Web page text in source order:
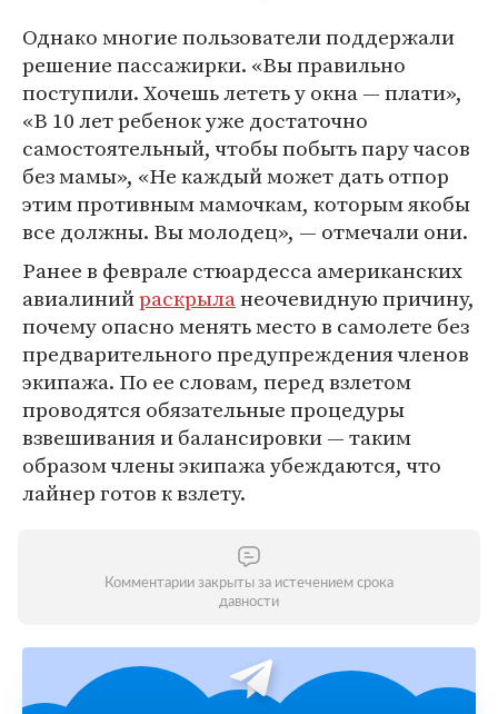
Однако многие пользователи поддержали
решение пассажирки. «Вы правильно
поступили. Хочешь лететь у окна — плати»,
«В 10 лет ребенок уже достаточно
самостоятельный, чтобы побыть пару часов
без мамы», «Не каждый может дать отпор
этим противным мамочкам, которым якобы
все должны. Вы молодец», — отмечали они.
Ранее в феврале стюардесса американских
авиалинийраскрыланеочевидную причину,
почему опасно менять место в самолете без
предварительного предупреждения членов
экипажа. По ее словам, перед взлетом
проводятся обязательные процедуры
взвешивания и балансировки — таким
образом члены экипажа убеждаются, что
лайнер готов к взлету.
Комментарии закрыты за истечением срока
давности